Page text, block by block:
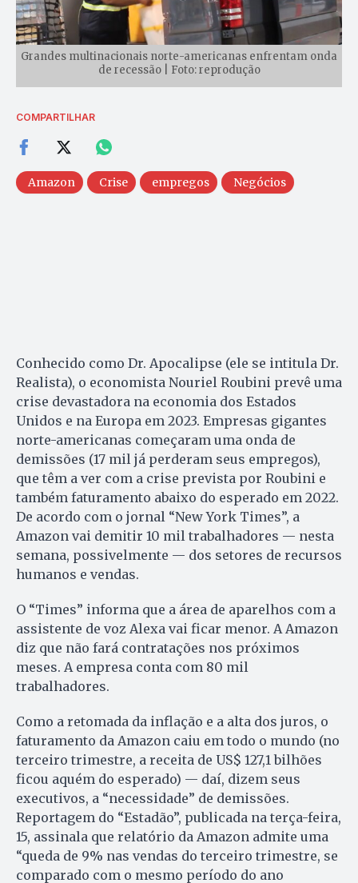
Grandes multinacionais norte-americanas enfrentam onda
de recessão | Foto: reprodução
COMPARTILHAR
Amazon Crise empregos Negócios
Conhecido como Dr. Apocalipse (ele se intitula Dr.
Realista), o economista Nouriel Roubini prevê uma
crise devastadora na economia dos Estados
Unidos e na Europa em 2023. Empresas gigantes
norte-americanas começaram uma onda de
demissões (17 mil já perderam seus empregos),
que têm a ver com a crise prevista por Roubini e
também faturamento abaixo do esperado em 2022.
De acordo com o jornal “New York Times”, a
Amazon vai demitir 10 mil trabalhadores — nesta
semana, possivelmente — dos setores de recursos
humanos e vendas.
O “Times” informa que a área de aparelhos com a
assistente de voz Alexa vai ficar menor. A Amazon
diz que não fará contratações nos próximos
meses. A empresa conta com 80 mil
trabalhadores.
Como a retomada da inflação e a alta dos juros, o
faturamento da Amazon caiu em todo o mundo (no
terceiro trimestre, a receita de US$ 127,1 bilhões
ficou aquém do esperado) — daí, dizem seus
executivos, a “necessidade” de demissões.
Reportagem do “Estadão”, publicada na terça-feira,
15, assinala que relatório da Amazon admite uma
“queda de 9% nas vendas do terceiro trimestre, se
comparado com o mesmo período do ano